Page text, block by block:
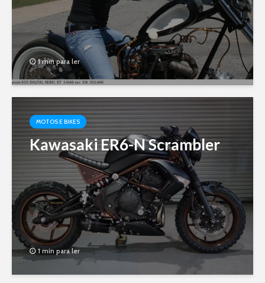
1 min para ler
MOTOS E BIKES
Kawasaki ER6-N Scrambler
1 min para ler